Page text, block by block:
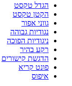
הגדל טקסט
הקטן טקסט
גווני אפור
נגודיות גבוהה
ניגודיות הפוכה
רקע בהיר
הדגשת קישורים
פונט קריא
איפוס